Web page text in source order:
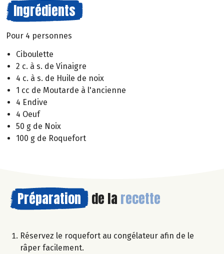
Ingrédients
Pour 4 personnes
Ciboulette
2 c. à s. de Vinaigre
4 c. à s. de Huile de noix
1 cc de Moutarde à l'ancienne
4 Endive
4 Oeuf
50 g de Noix
100 g de Roquefort
Préparation de la recette
Réservez le roquefort au congélateur afin de le
râper facilement.